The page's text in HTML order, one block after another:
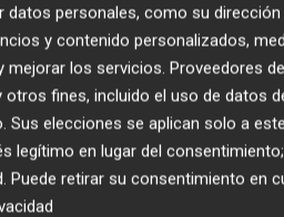
personales, como su dirección
y contenido personalizados,
mejorar los servicios. Proveedores
fines, incluido el uso de datos
elecciones se aplican solo a
legítimo en lugar del
. Puede retirar su consentimiento en